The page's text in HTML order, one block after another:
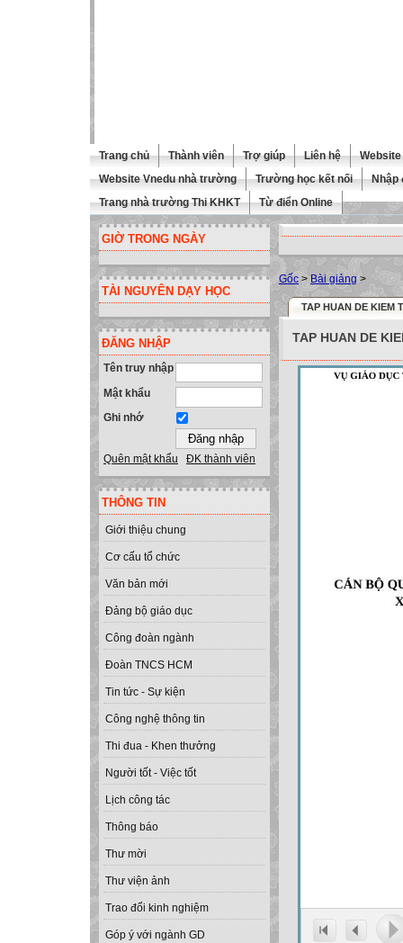
Trang chủ Thành viên Trợ giúp Liên hệ
Website Vnedu nhà trường
Trường học kết nối
Nhập
Trang nhà trường Thi KHKT
Từ điển Online
GIỜ TRONG NGÀY
TÀI NGUYÊN DẠY HỌC
ĐĂNG NHẬP
Tên truy nhập
Mật khẩu
Ghi nhớ
Quên mật khẩu ĐK thành viên
THÔNG TIN
Giới thiệu chung
Cơ cấu tổ chức
Văn bản mới
Đảng bộ giáo dục
Công đoàn ngành
Đoàn TNCS HCM
Tin tức - Sự kiện
Công nghệ thông tin
Thi đua - Khen thưởng
Người tốt - Việc tốt
Lịch công tác
Thông báo
Thư mời
Thư viện ảnh
Trao đổi kinh nghiệm
Góp ý với ngành GD
Gốc > Bài giảng >
TAP HUAN DE KIEM
TAP HUAN DE